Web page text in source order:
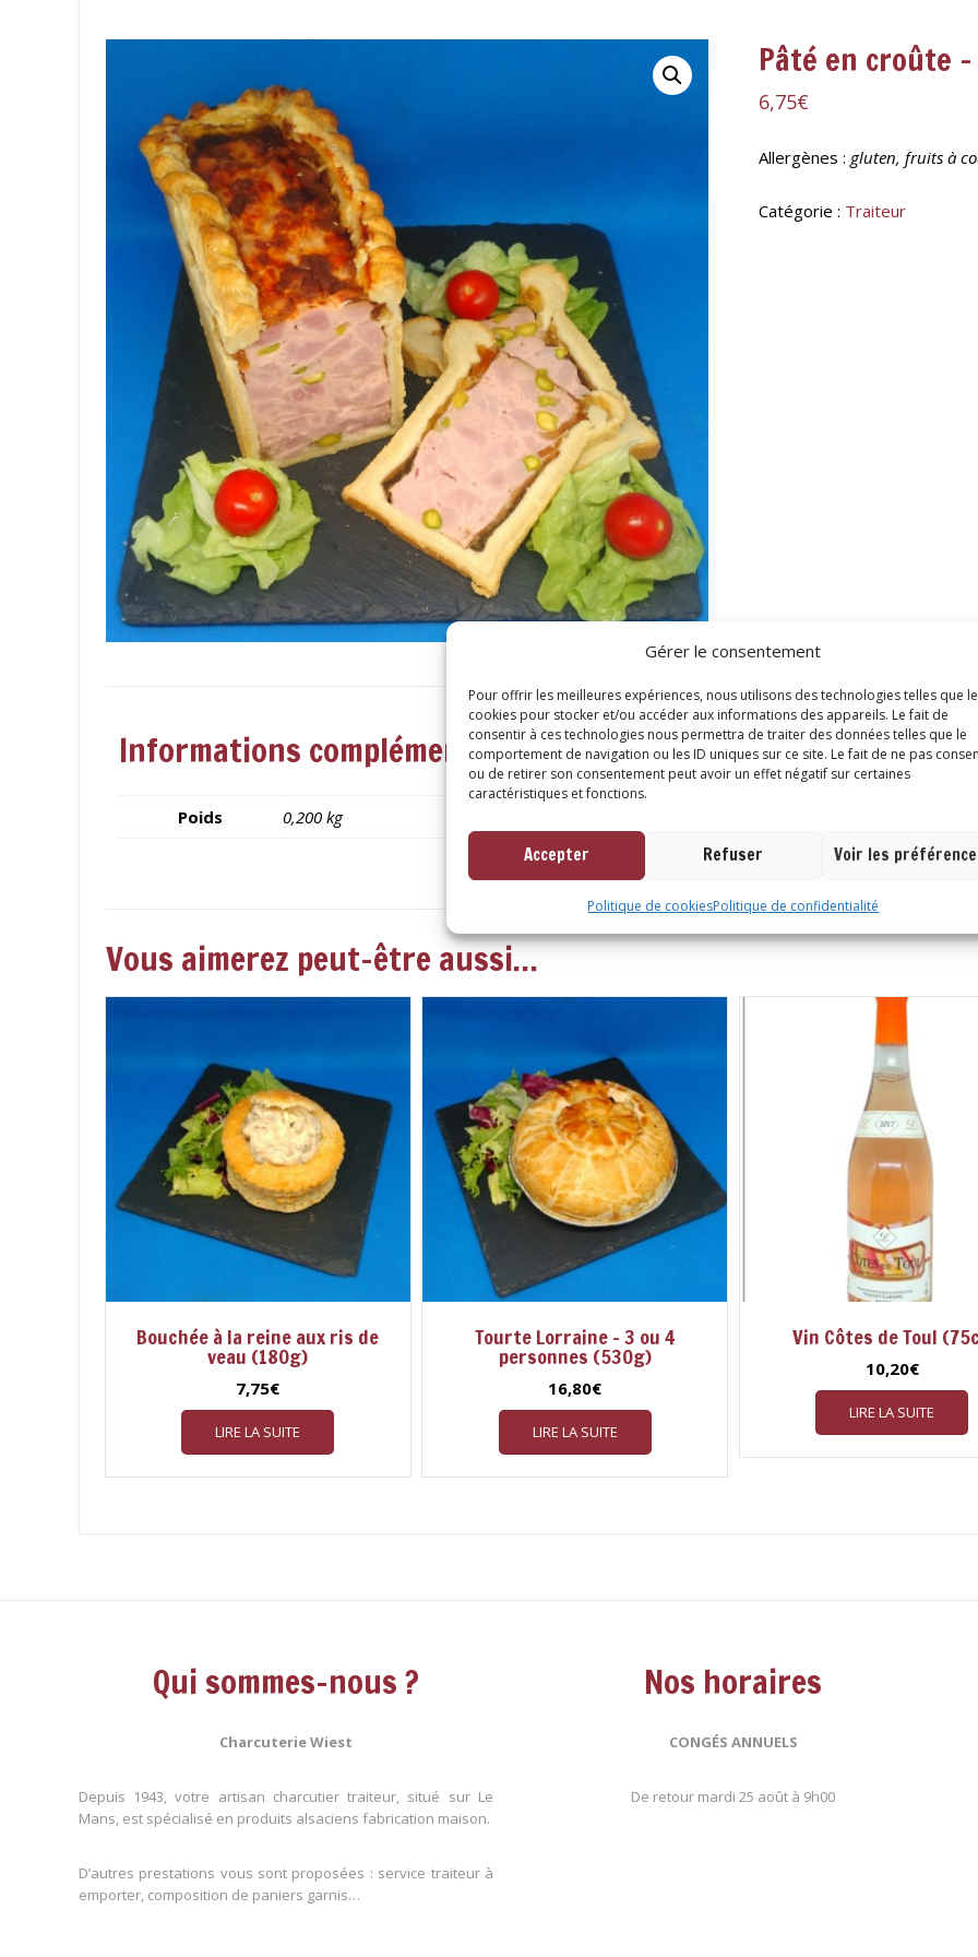
Gérer le consentement
Pour offrir les meilleures expériences, nous utilisons des technologies telles que
cookies pour stocker et/ou accéder aux informations des appareils. Le fait de
consentir à ces technologies nous permettra de traiter des données telles que le
comportement de navigation ou les ID uniques sur ce site. Le fait de ne pas
ou de retirer son consentement peut avoir un effet négatif sur certaines
caractéristiques et fonctions.
Accepter Refuser Voir les
Politique de cookiesPolitique de confidentialité
Pâté en croûte
6,75€
Allergènes : gluten, fruits à
Catégorie : Traiteur
Informations complémentaires
Poids 0,200 kg
Vous aimerez peut-être aussi…
Bouchée à la reine aux ris de
veau (180g)
7,75€
LIRE LA SUITE
Tourte Lorraine – 3 ou 4
personnes (530g)
16,80€
LIRE LA SUITE
Vin Côtes de Toul
10,20€
LIRE LA SUITE
Qui sommes-nous ?
Charcuterie Wiest
Depuis 1943, votre artisan charcutier traiteur, situé sur Le
Mans, est spécialisé en produits alsaciens fabrication maison.
D’autres prestations vous sont proposées : service traiteur à
emporter, composition de paniers garnis…
Nos horaires
CONGÉS ANNUELS
De retour mardi 25 août à 9h00